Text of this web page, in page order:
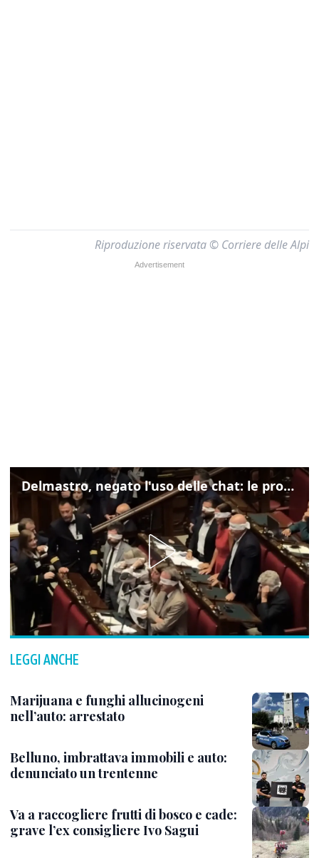
Riproduzione riservata © Corriere delle Alpi
Delmastro, negato l'uso delle chat: le proteste di Avs e M5s
LEGGI ANCHE
Marijuana e funghi allucinogeni
nell’auto: arrestato
Belluno, imbrattava immobili e auto:
denunciato un trentenne
Va a raccogliere frutti di bosco e cade:
grave l’ex consigliere Ivo Sagui